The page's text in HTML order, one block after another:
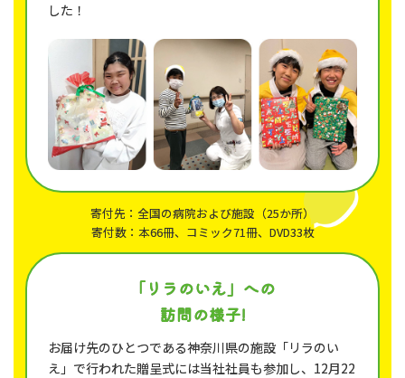
した！
寄付先：全国の病院および施設（25か所）
寄付数：本66冊、コミック71冊、DVD33枚
「リラのいえ」への
訪問の様子!
お届け先のひとつである神奈川県の施設「リラのい
え」で行われた贈呈式には当社社員も参加し、 12月22